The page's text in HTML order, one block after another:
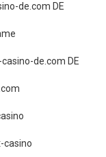
de.com DE
de.com DE
casino